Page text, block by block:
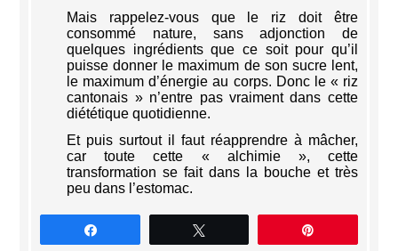
Mais rappelez-vous que le riz doit être
consommé nature, sans adjonction de
quelques ingrédients que ce soit pour qu’il
puisse donner le maximum de son sucre lent,
le maximum d’énergie au corps. Donc le « riz
cantonais » n’entre pas vraiment dans cette
diététique quotidienne.
Et puis surtout il faut réapprendre à mâcher,
car toute cette « alchimie », cette
transformation se fait dans la bouche et très
peu dans l’estomac.